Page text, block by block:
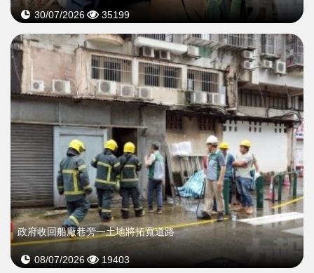
30/07/2026 35199
政府收回船廠巷旁一土地將拓寬道路
08/07/2026 19403